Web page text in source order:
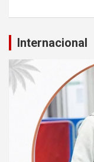
Internacional